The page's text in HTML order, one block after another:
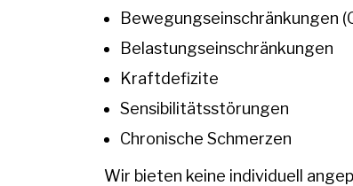
Bewegungseinschränkungen
Belastungseinschränkungen
Kraftdefizite
Sensibilitätsstörungen
Chronische Schmerzen
Wir bieten keine individuell